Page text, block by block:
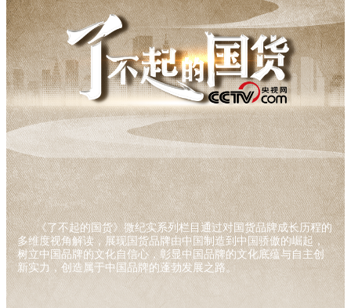
《了不起的国货》微纪实系列栏目通过对国货品牌成长历程的
多维度视角解读，展现国货品牌由中国制造到中国骄傲的崛起，
树立中国品牌的文化自信心，彰显中国品牌的文化底蕴与自主创
新实力，创造属于中国品牌的蓬勃发展之路。